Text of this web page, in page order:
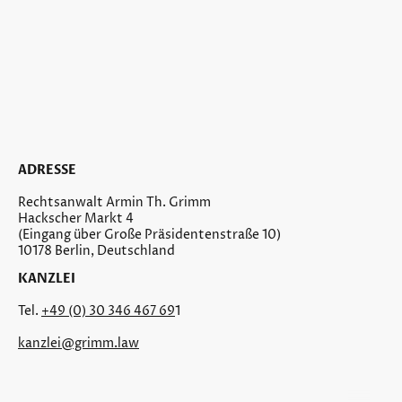
ADRESSE
Rechtsanwalt Armin Th. Grimm
Hackscher Markt 4
(Eingang über Große Präsidentenstraße 10)
10178 Berlin, Deutschland
KANZLEI
Tel. +49 (0) 30 346 467 691
kanzlei@grimm.law